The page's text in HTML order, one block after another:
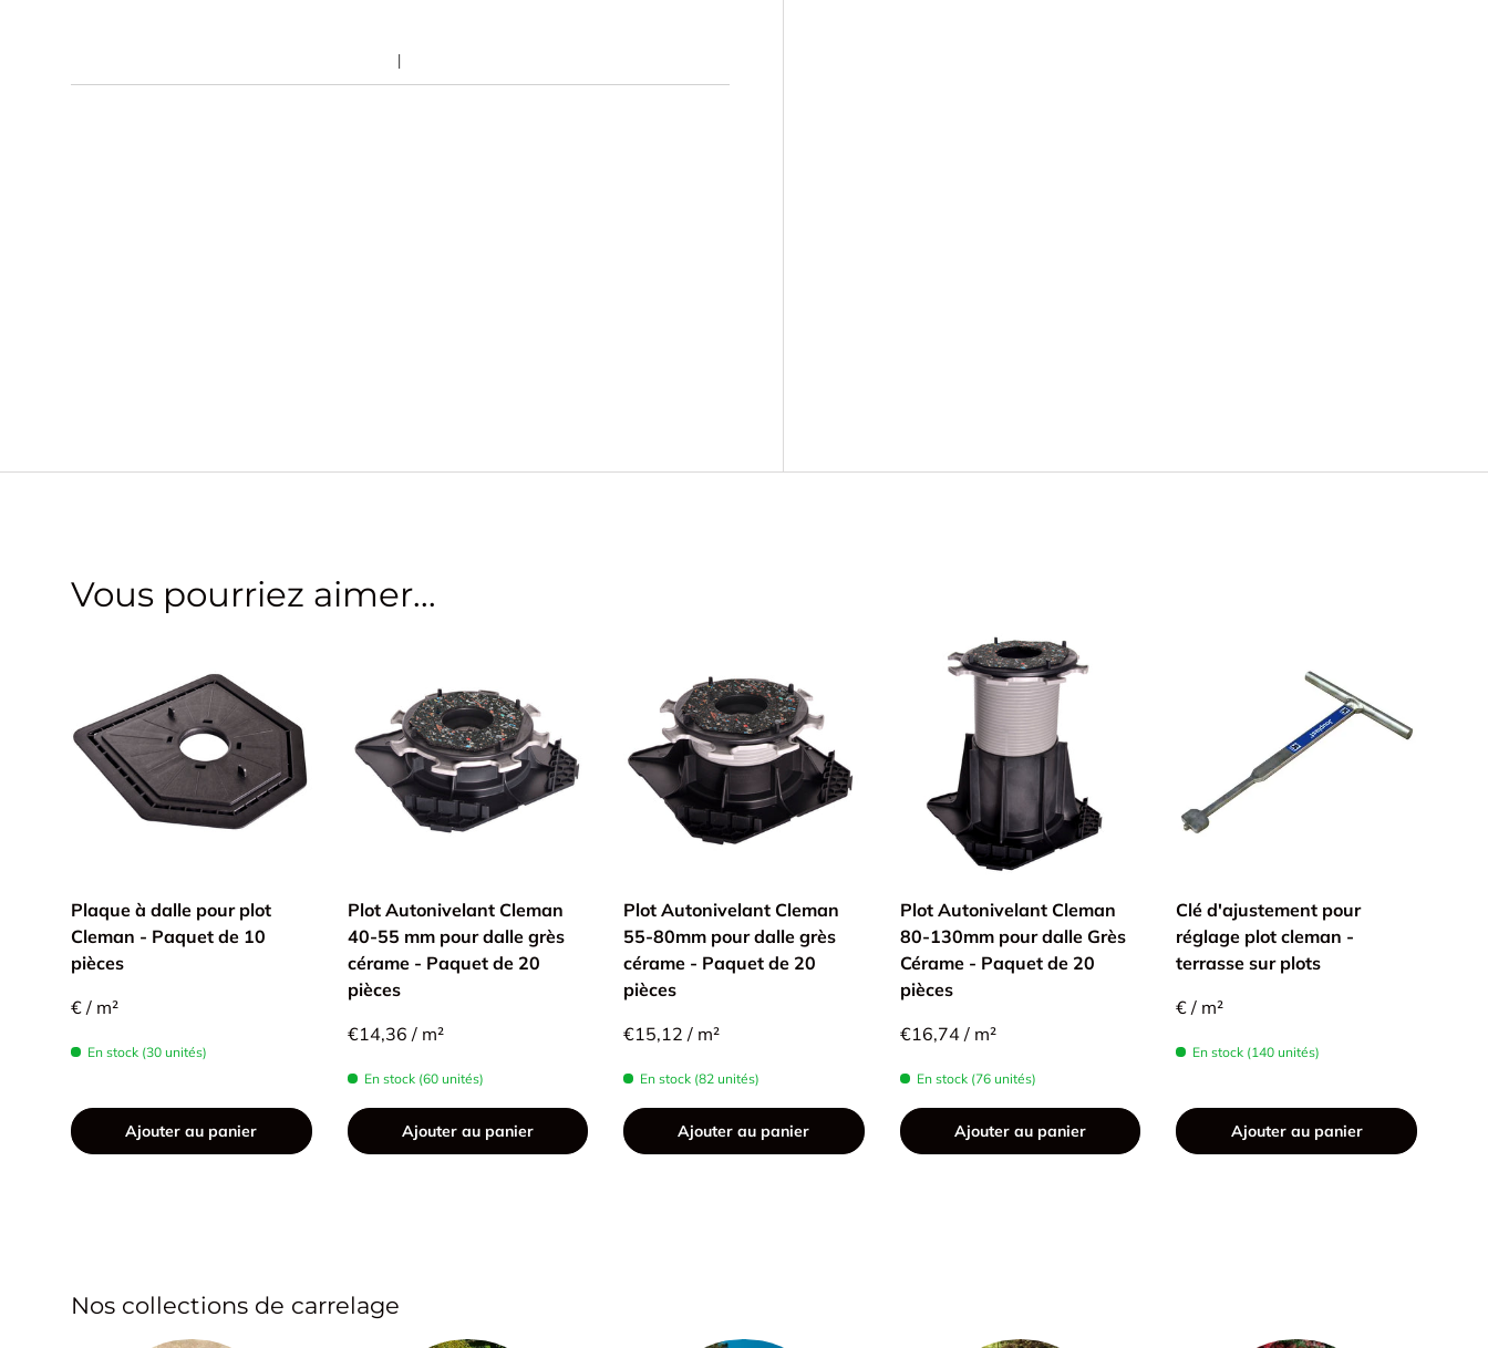
Vous pourriez aimer...
Plaque à dalle pour plot
Cleman - Paquet de 10
pièces
€ / m²
En stock (30 unités)
Ajouter au panier
Plot Autonivelant Cleman
40-55 mm pour dalle grès
cérame - Paquet de 20
pièces
€14,36 / m²
En stock (60 unités)
Ajouter au panier
Plot Autonivelant Cleman
55-80mm pour dalle grès
cérame - Paquet de 20
pièces
€15,12 / m²
En stock (82 unités)
Ajouter au panier
Plot Autonivelant Cleman
80-130mm pour dalle Grès
Cérame - Paquet de 20
pièces
€16,74 / m²
En stock (76 unités)
Ajouter au panier
Clé d'ajustement pour
réglage plot cleman -
terrasse sur plots
€ / m²
En stock (140 unités)
Ajouter au panier
Nos collections de carrelage